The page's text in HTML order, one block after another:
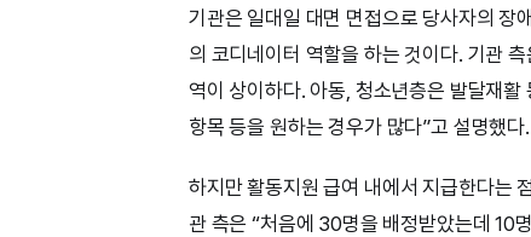
기관은 일대일 대면 면접으로 당사자의 장
의 코디네이터 역할을 하는 것이다. 기관
역이 상이하다. 아동, 청소년층은 발달재
항목 등을 원하는 경우가 많다”고 설명했다.
하지만 활동지원 급여 내에서 지급한다는
관 측은 “처음에 30명을 배정받았는데 10